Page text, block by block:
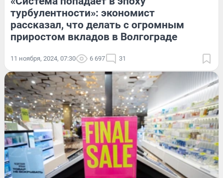
турбулентности»: экономист
рассказал, что делать с огромным
приростом вкладов в Волгограде
11 ноября, 2024, 07:30 6 697 31